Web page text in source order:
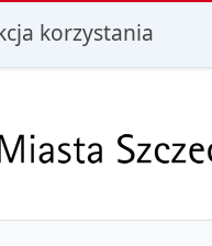
korzystania